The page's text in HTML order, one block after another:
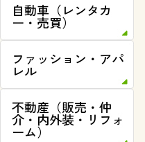
自動車（レンタカ
ー・売買）
ファッション・アパ
レル
不動産（販売・仲
介・内外装・リフォ
ーム）